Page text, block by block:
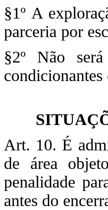
§1º A
parceria por
§2º Não
condicionantes
Art. 10. É
de área
penalidade
antes do